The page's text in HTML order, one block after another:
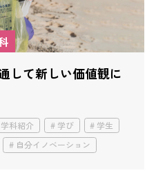
して新しい価値観に
学科紹介 学び
学生
自分イノベーション